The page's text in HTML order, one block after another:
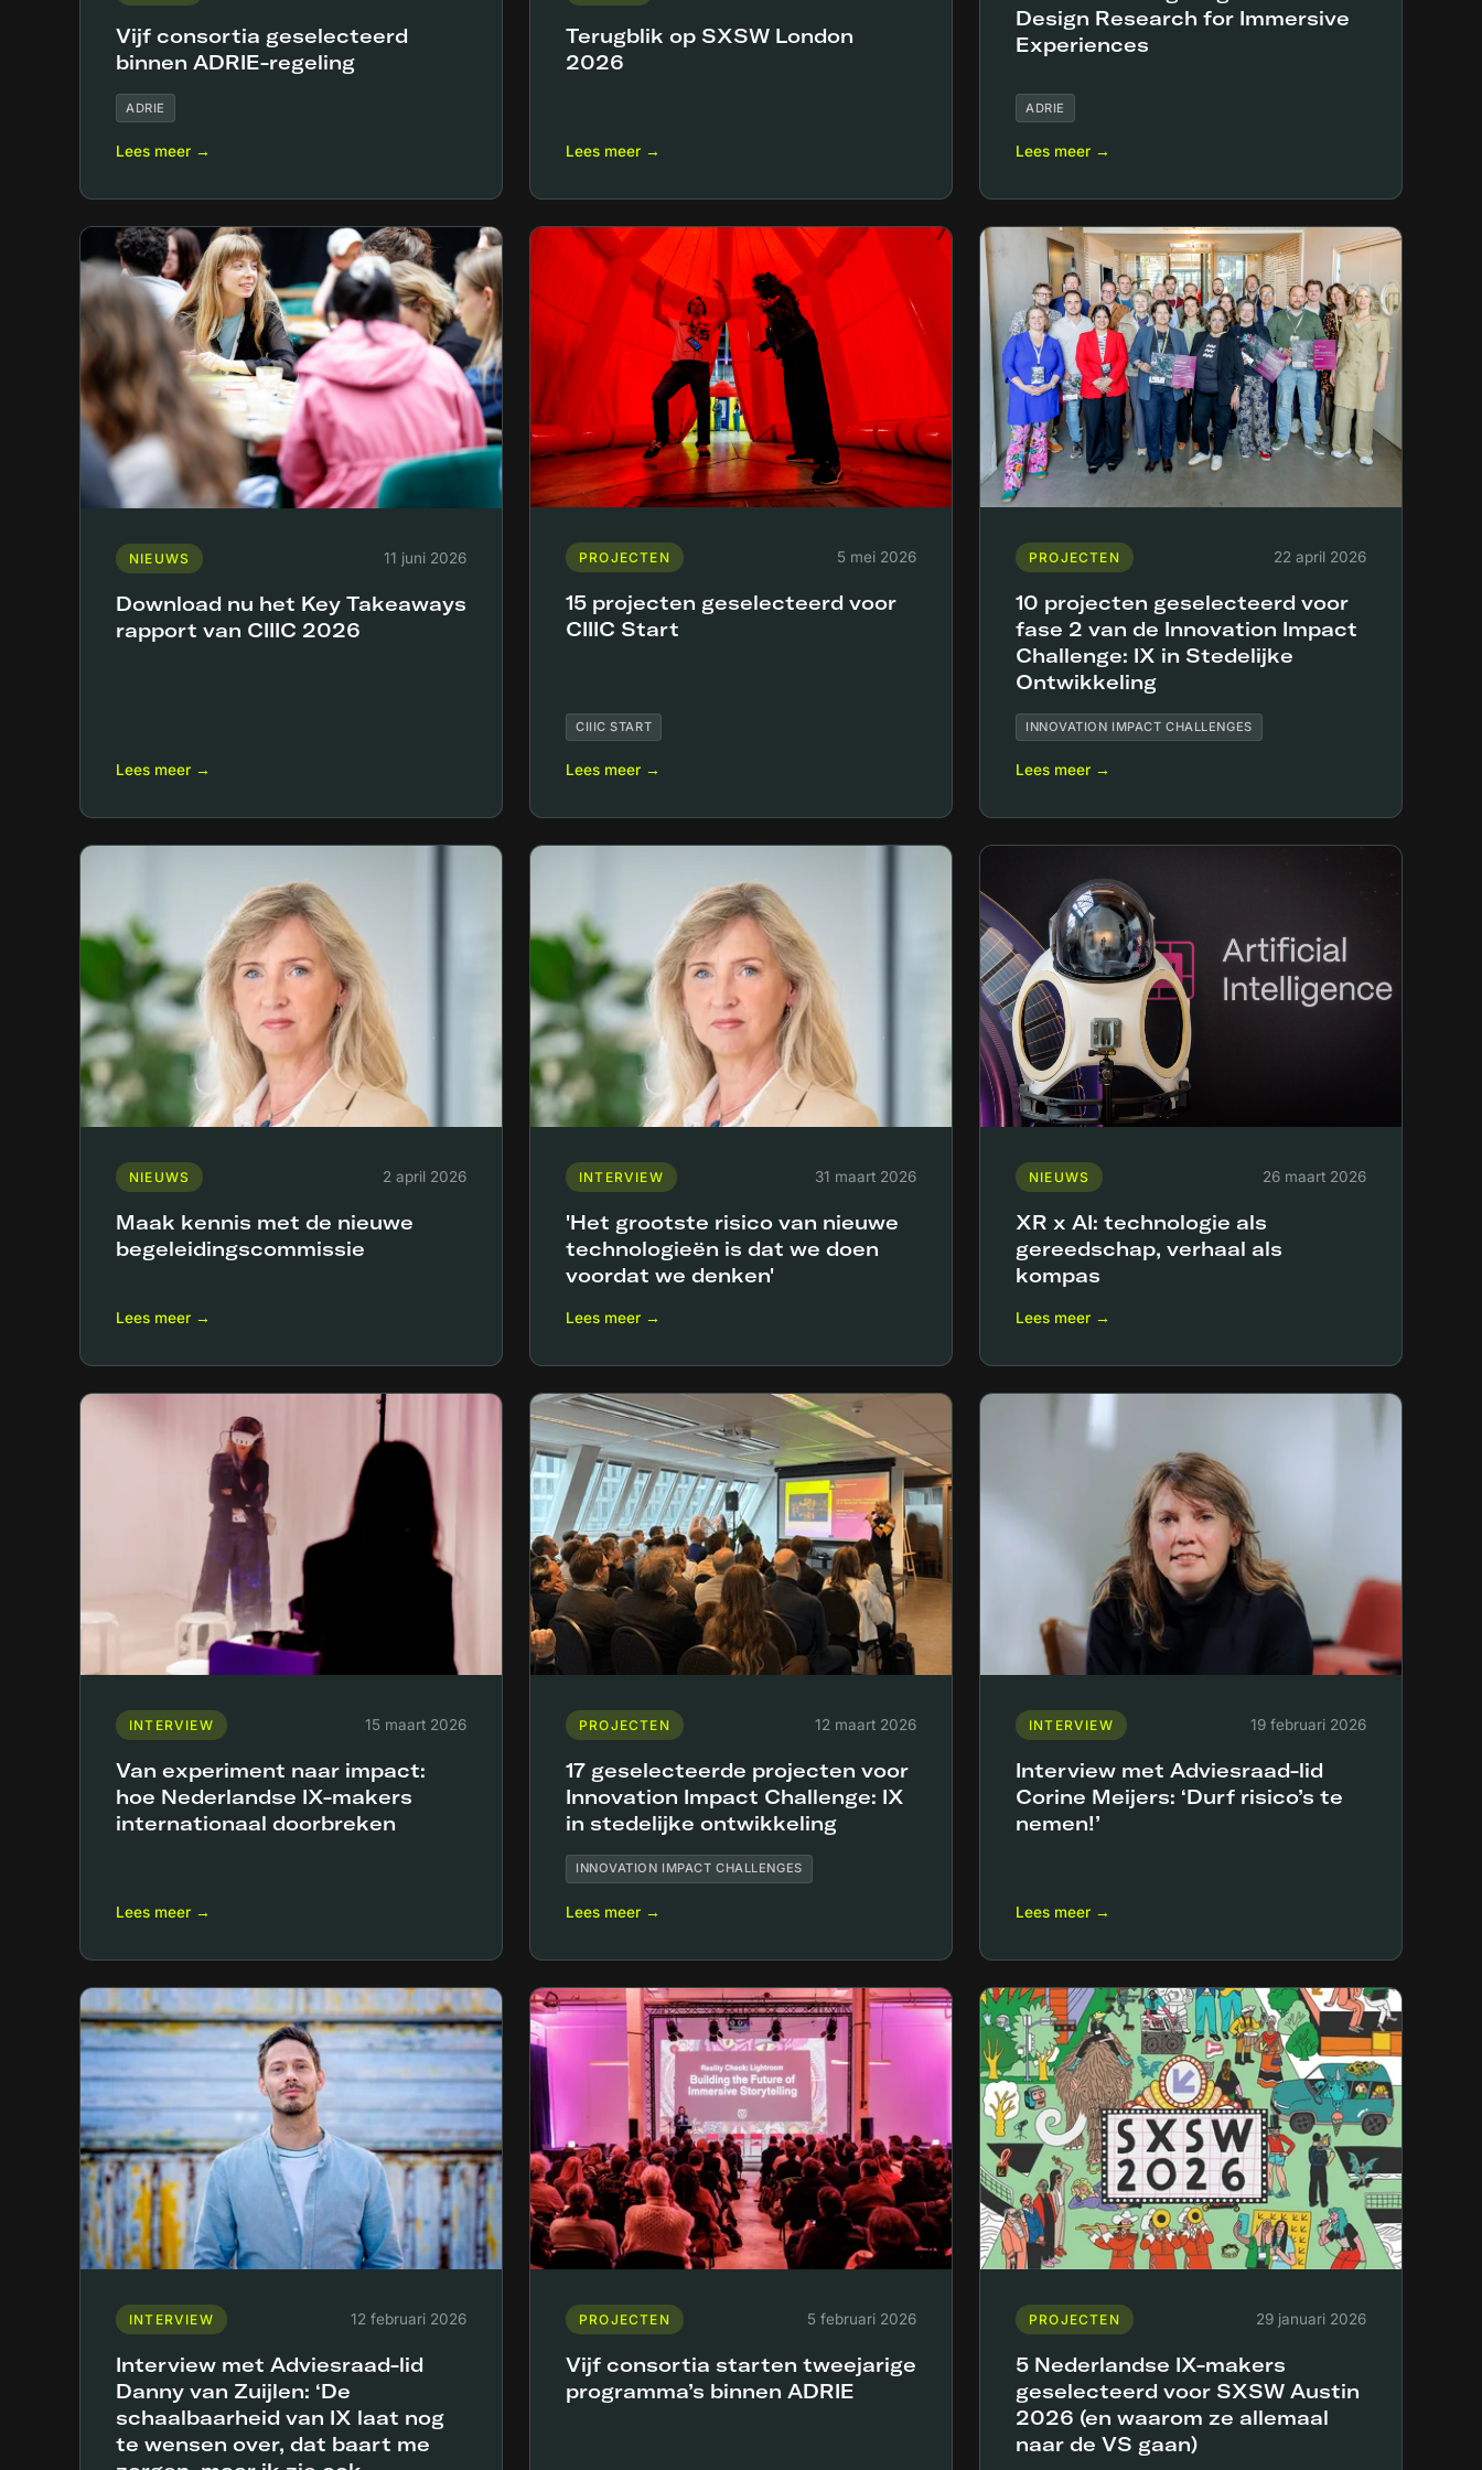
Vijf consortia geselecteerd
binnen ADRIE-regeling
ADRIE
Lees meer →
Terugblik op SXSW London
2026
Lees meer →
Design Research for Immersive
Experiences
ADRIE
Lees meer →
NIEUWS 11 juni 2026
Download nu het Key Takeaways
rapport van CIIIC 2026
Lees meer →
PROJECTEN 5 mei 2026
15 projecten geselecteerd voor
CIIIC Start
CIIIC START
Lees meer →
PROJECTEN 22 april 2026
10 projecten geselecteerd voor
fase 2 van de Innovation Impact
Challenge: IX in Stedelijke
Ontwikkeling
INNOVATION IMPACT CHALLENGES
Lees meer →
NIEUWS 2 april 2026
Maak kennis met de nieuwe
begeleidingscommissie
Lees meer →
INTERVIEW 31 maart 2026
'Het grootste risico van nieuwe
technologieën is dat we doen
voordat we denken'
Lees meer →
NIEUWS 26 maart 2026
XR x AI: technologie als
gereedschap, verhaal als
kompas
Lees meer →
INTERVIEW 15 maart 2026
Van experiment naar impact:
hoe Nederlandse IX-makers
internationaal doorbreken
Lees meer →
PROJECTEN 12 maart 2026
17 geselecteerde projecten voor
Innovation Impact Challenge: IX
in stedelijke ontwikkeling
INNOVATION IMPACT CHALLENGES
Lees meer →
INTERVIEW 19 februari 2026
Interview met Adviesraad-lid
Corine Meijers: ‘Durf risico’s te
nemen!’
Lees meer →
INTERVIEW 12 februari 2026
Interview met Adviesraad-lid
Danny van Zuijlen: ‘De
schaalbaarheid van IX laat nog
te wensen over, dat baart me
PROJECTEN 5 februari 2026
Vijf consortia starten tweejarige
programma’s binnen ADRIE
PROJECTEN 29 januari 2026
5 Nederlandse IX-makers
geselecteerd voor SXSW Austin
2026 (en waarom ze allemaal
naar de VS gaan)